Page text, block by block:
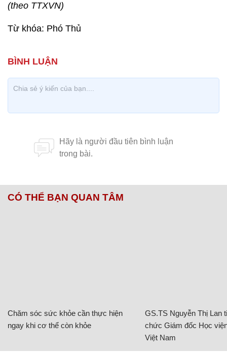
(theo TTXVN)
Từ khóa: Phó Thủ
CÓ THỂ BẠN QUAN TÂM
Chăm sóc sức khỏe cần thực hiện
ngay khi cơ thể còn khỏe
GS.TS Nguyễn Thị Lan
chức Giám đốc Học
Việt Nam